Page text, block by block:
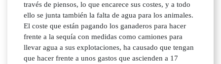
través de piensos, lo que encarece sus costes, y a todo
ello se junta también la falta de agua para los animales.
El coste que están pagando los ganaderos para hacer
frente a la sequía con medidas como camiones para
llevar agua a sus explotaciones, ha causado que tengan
que hacer frente a unos gastos que ascienden a 17